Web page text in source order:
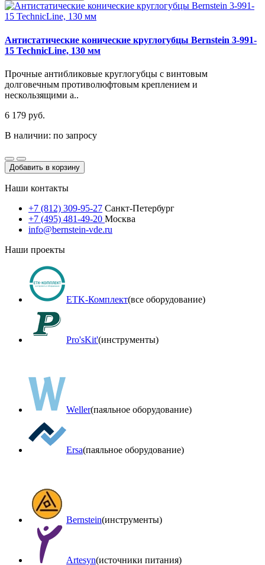
Антистатические конические круглогубцы Bernstein 3-991-
15 TechnicLine, 130 мм
Прочные антибликовые круглогубцы с винтовым
долговечным противолюфтовым креплением и
нескользящими а..
6 179 руб.
В наличии: по запросу
Добавить в корзину
Наши контакты
+7 (812) 309-95-27 Санкт-Петербург
+7 (495) 481-49-20 Москва
info@bernstein-vde.ru
Наши проекты
ETK-Комплект(все оборудование)
Pro'sKit'(инструменты)
Weller(паяльное оборудование)
Ersa(паяльное оборудование)
Bernstein(инструменты)
Artesyn(источники питания)